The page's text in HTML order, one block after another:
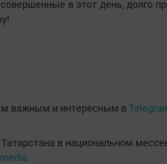
в этот день, долго
важным и интересным в
в национальном